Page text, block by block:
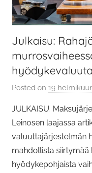
Julkaisu:
Posted on 19
JULKAISU.
Leinosen laajassa
valuuttajärjestelmän
mahdollista siirtymää
hyödykepohjaista